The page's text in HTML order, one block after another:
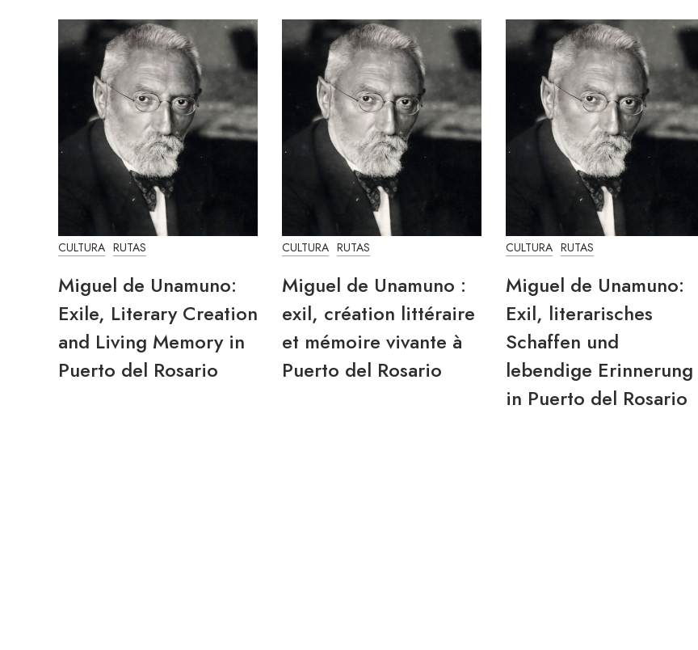
CULTURA RUTAS
Miguel de Unamuno:
Exile, Literary Creation
and Living Memory in
Puerto del Rosario
CULTURA RUTAS
Miguel de Unamuno :
exil, création littéraire
et mémoire vivante à
Puerto del Rosario
CULTURA RUTAS
Miguel de Unamuno:
Exil, literarisches
Schaffen und
lebendige Erinnerung
in Puerto del Rosario